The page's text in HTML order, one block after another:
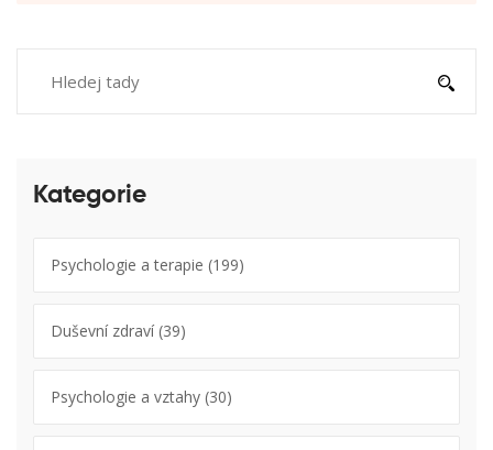
Kategorie
Psychologie a terapie (199)
Duševní zdraví(39)
Psychologie a vztahy (30)